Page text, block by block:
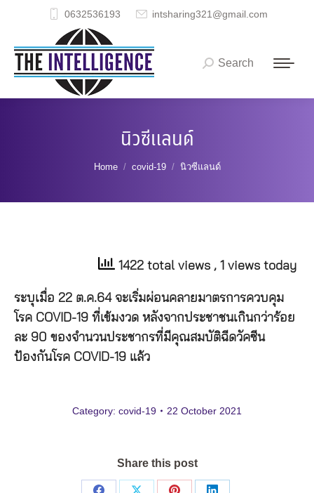
0632536193 intsharing321@gmail.com
Search:
Search
นิวซีแลนด์
You are here:
Home covid-19 นิวซีแลนด์
1422 total views , 1 views today
ระบุเมื่อ 22 ต.ค.64 จะเริ่มผ่อนคลายมาตรการควบคุม
โรค COVID-19 ที่เข้มงวด หลังจากประชาชนเกินกว่าร้อย
ละ 90 ของจำนวนประชากรที่มีคุณสมบัติฉีดวัคซีน
ป้องกันโรค COVID-19 แล้ว
Category: covid-19 22 October 2021
Share this post